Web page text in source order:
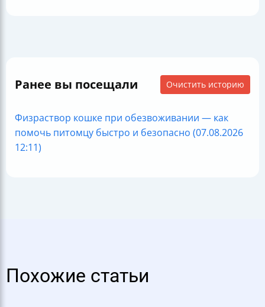
Ранее вы посещали Очистить историю
Физраствор кошке при обезвоживании — как
помочь питомцу быстро и безопасно (07.08.2026
12:11)
Похожие статьи